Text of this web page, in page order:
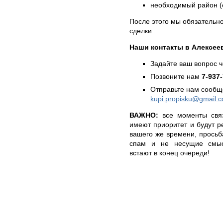
необходимый район
После этого мы
сделки.
Наши контакты в
Задайте ваш вопрос
Позвоните нам 7-
Отправьте нам
ВАЖНО: все моменты
имеют приоритет и будут
вашего же времени,
спам и не несущие
встают в конец очереди!